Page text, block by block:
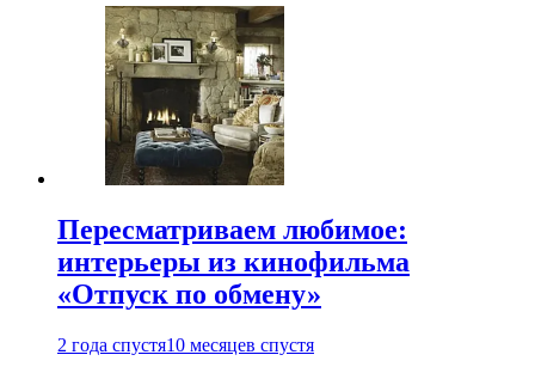
Пересматриваем любимое:
интерьеры из кинофильма
«Отпуск по обмену»
2 года спустя10 месяцев спустя